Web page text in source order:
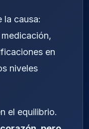
la causa:
en
niveles
el equilibrio.